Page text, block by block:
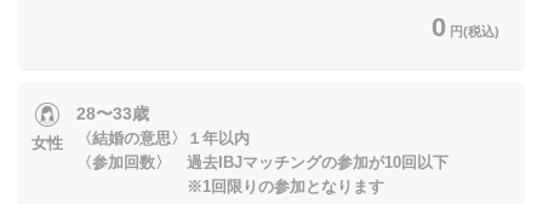
0 円(税込)
女性
28〜33歳
〈結婚の意思〉１年以内
〈参加回数〉 過去IBJマッチングの参加が10回以下
※1回限りの参加となります